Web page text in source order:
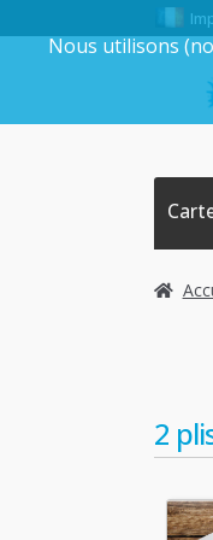
à
2
Nous utilisons